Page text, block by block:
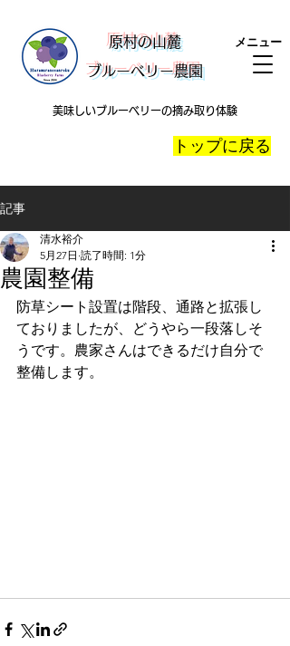
​原村の山麓
ブルーベリー農園
メニュー
美味しいブルーベリーの摘み取り体験
​トップに戻る
記事
農園整備
清水裕介
5月27日 読了時間: 1分
防草シート設置は階段、通路と拡張し
ておりましたが、どうやら一段落しそ
うです。農家さんはできるだけ自分で
整備します。